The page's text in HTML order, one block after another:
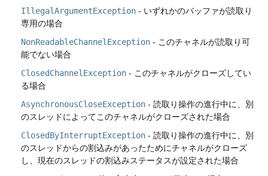
IllegalArgumentException - いずれかのバッファが読取り
専用の場合
NonReadableChannelException - このチャネルが読取り可
能でない場合
ClosedChannelException - このチャネルがクローズしてい
る場合
AsynchronousCloseException - 読取り操作の進行中に、別
のスレッドによってこのチャネルがクローズされた場合
ClosedByInterruptException - 読取り操作の進行中に、別
のスレッドからの割込みがあったためにチャネルがクローズ
し、現在のスレッドの割込みステータスが設定された場合